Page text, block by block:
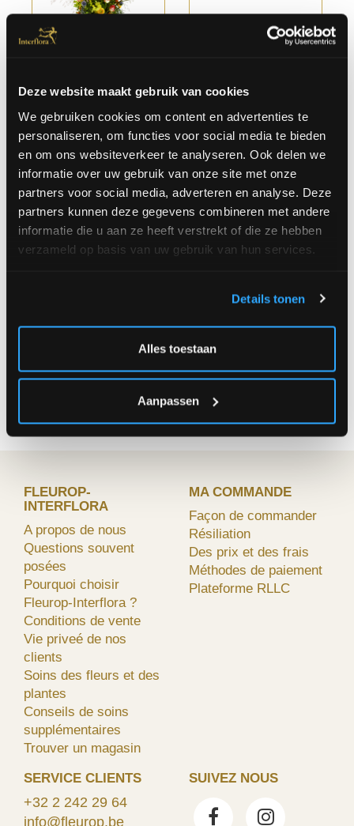
Deze website maakt gebruik van cookies
We gebruiken cookies om content en advertenties te
personaliseren, om functies voor social media te bieden
en om ons websiteverkeer te analyseren. Ook delen we
informatie over uw gebruik van onze site met onze
partners voor social media, adverteren en analyse. Deze
partners kunnen deze gegevens combineren met andere
informatie die u aan ze heeft verstrekt of die ze hebben
verzameld op basis van uw gebruik van hun services.
Details tonen
Alles toestaan
Aanpassen
€
A partir
€
FLEUROP-
INTERFLORA
A propos de nous
Questions souvent
posées
Pourquoi choisir
Fleurop-Interflora ?
Conditions de vente
Vie priveé de nos
clients
Soins des fleurs et des
plantes
Conseils de soins
supplémentaires
Trouver un magasin
MA COMMANDE
Façon de commander
Résiliation
Des prix et des frais
Méthodes de paiement
Plateforme RLLC
SERVICE CLIENTS
+32 2 242 29 64
info@fleurop.be
SUIVEZ NOUS